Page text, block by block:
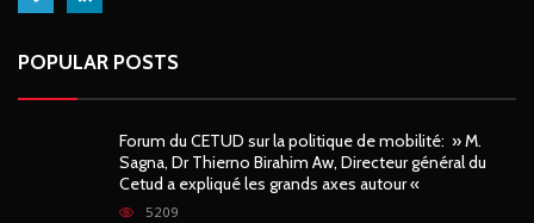
POPULAR POSTS
Forum du CETUD sur la politique de mobilité: » M.
Sagna, Dr Thierno Birahim Aw, Directeur général du
Cetud a expliqué les grands axes autour «
5209